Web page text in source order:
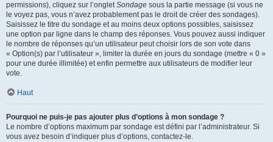
permissions), cliquez sur l’ongletSondage sous la partie message (si vous ne
le voyez pas, vous n’avez probablement pas le droit de créer des sondages).
Saisissez le titre du sondage et au moins deux options possibles, saisissez
une option par ligne dans le champ des réponses. Vous pouvez aussi indiquer
le nombre de réponses qu’un utilisateur peut choisir lors de son vote dans
« Option(s) par l’utilisateur », limiter la durée en jours du sondage (mettre « 0 »
pour une durée illimitée) et enfin permettre aux utilisateurs de modifier leur
vote.
Haut
Pourquoi ne puis-je pas ajouter plus d’options à mon sondage ?
Le nombre d’options maximum par sondage est défini par l’administrateur. Si
vous avez besoin d’indiquer plus d’options, contactez-le.